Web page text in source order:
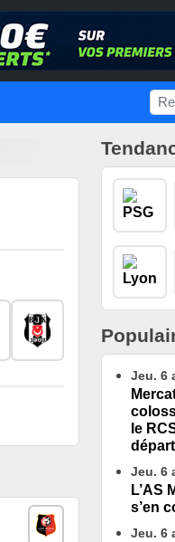
Jeu. 6
le
Jeu. 6
L’AS
s’en
Jeu. 6